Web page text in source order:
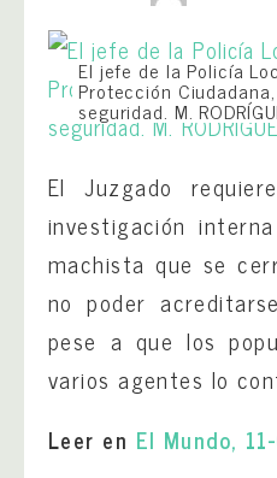
El jefe de la Policía
Protección
seguridad. M.
El Juzgado
investigación
machista que se
no poder
pese a que los
varios agentes lo
Leer en El Mundo,